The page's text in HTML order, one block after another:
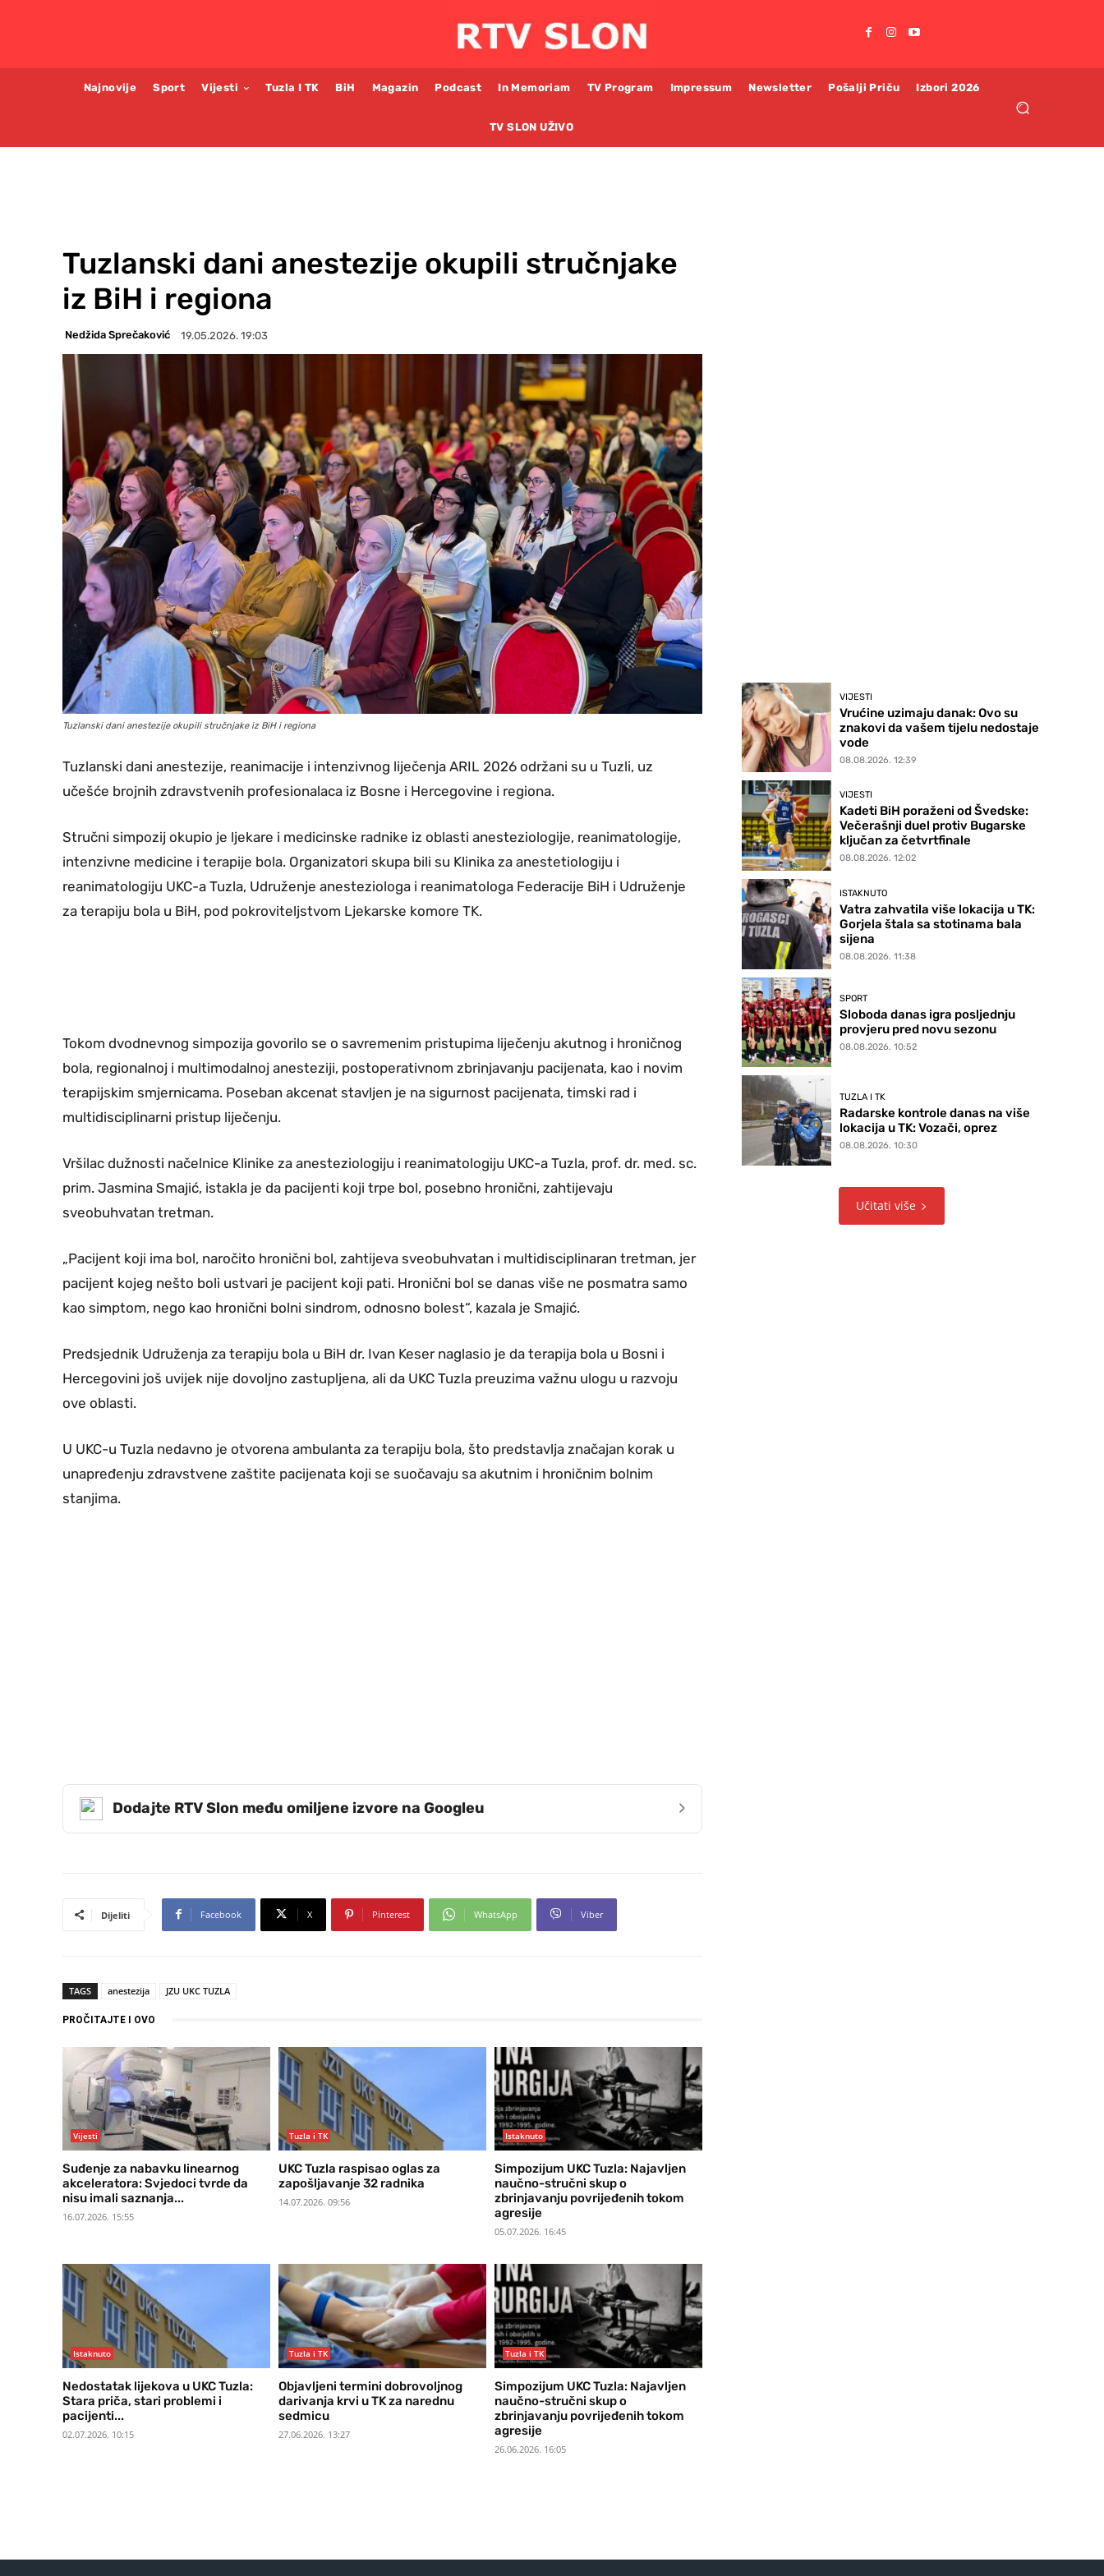
Najnovije Sport Vijesti Tuzla I TK BiH Magazin Podcast In Memoriam TV Program Impressum Newsletter Pošalji Priču Izbori 2026
TV SLON UŽIVO
Tuzlanski dani anestezije okupili stručnjake
iz BiH i regiona
Nedžida Sprečaković 19.05.2026. 19:03
Tuzlanski dani anestezije okupili stručnjake iz BiH i regiona
Tuzlanski dani anestezije, reanimacije i intenzivnog liječenja ARIL 2026 održani su u Tuzli, uz
učešće brojnih zdravstvenih profesionalaca iz Bosne i Hercegovine i regiona.
Stručni simpozij okupio je ljekare i medicinske radnike iz oblasti anesteziologije, reanimatologije,
intenzivne medicine i terapije bola. Organizatori skupa bili su Klinika za anestetiologiju i
reanimatologiju UKC-a Tuzla, Udruženje anesteziologa i reanimatologa Federacije BiH i Udruženje
za terapiju bola u BiH, pod pokroviteljstvom Ljekarske komore TK.
Tokom dvodnevnog simpozija govorilo se o savremenim pristupima liječenju akutnog i hroničnog
bola, regionalnoj i multimodalnoj anesteziji, postoperativnom zbrinjavanju pacijenata, kao i novim
terapijskim smjernicama. Poseban akcenat stavljen je na sigurnost pacijenata, timski rad i
multidisciplinarni pristup liječenju.
Vršilac dužnosti načelnice Klinike za anesteziologiju i reanimatologiju UKC-a Tuzla, prof. dr. med. sc.
prim. Jasmina Smajić, istakla je da pacijenti koji trpe bol, posebno hronični, zahtijevaju
sveobuhvatan tretman.
„Pacijent koji ima bol, naročito hronični bol, zahtijeva sveobuhvatan i multidisciplinaran tretman, jer
pacijent kojeg nešto boli ustvari je pacijent koji pati. Hronični bol se danas više ne posmatra samo
kao simptom, nego kao hronični bolni sindrom, odnosno bolest“, kazala je Smajić.
Predsjednik Udruženja za terapiju bola u BiH dr. Ivan Keser naglasio je da terapija bola u Bosni i
Hercegovini još uvijek nije dovoljno zastupljena, ali da UKC Tuzla preuzima važnu ulogu u razvoju
ove oblasti.
U UKC-u Tuzla nedavno je otvorena ambulanta za terapiju bola, što predstavlja značajan korak u
unapređenju zdravstvene zaštite pacijenata koji se suočavaju sa akutnim i hroničnim bolnim
stanjima.
Dodajte RTV Slon među omiljene izvore na Googleu ›
Dijeliti Facebook X Pinterest WhatsApp Viber
TAGS anestezija JZU UKC TUZLA
PROČITAJTE I OVO
Vijesti
Suđenje za nabavku linearnog
akceleratora: Svjedoci tvrde da
nisu imali saznanja...
16.07.2026. 15:55
Tuzla i TK
UKC Tuzla raspisao oglas za
zapošljavanje 32 radnika
14.07.2026. 09:56
Istaknuto
Simpozijum UKC Tuzla: Najavljen
naučno-stručni skup o
zbrinjavanju povrijeđenih tokom
agresije
05.07.2026. 16:45
Istaknuto
Nedostatak lijekova u UKC Tuzla:
Stara priča, stari problemi i
pacijenti...
02.07.2026. 10:15
Tuzla i TK
Objavljeni termini dobrovoljnog
darivanja krvi u TK za narednu
sedmicu
27.06.2026. 13:27
Tuzla i TK
Simpozijum UKC Tuzla: Najavljen
naučno-stručni skup o
zbrinjavanju povrijeđenih tokom
agresije
26.06.2026. 16:05
VIJESTI
Vrućine uzimaju danak: Ovo su
znakovi da vašem tijelu nedostaje
vode
08.08.2026. 12:39
VIJESTI
Kadeti BiH poraženi od Švedske:
Večerašnji duel protiv Bugarske
ključan za četvrtfinale
08.08.2026. 12:02
ISTAKNUTO
Vatra zahvatila više lokacija u TK:
Gorjela štala sa stotinama bala
sijena
08.08.2026. 11:38
SPORT
Sloboda danas igra posljednju
provjeru pred novu sezonu
08.08.2026. 10:52
TUZLA I TK
Radarske kontrole danas na više
lokacija u TK: Vozači, oprez
08.08.2026. 10:30
Učitati više